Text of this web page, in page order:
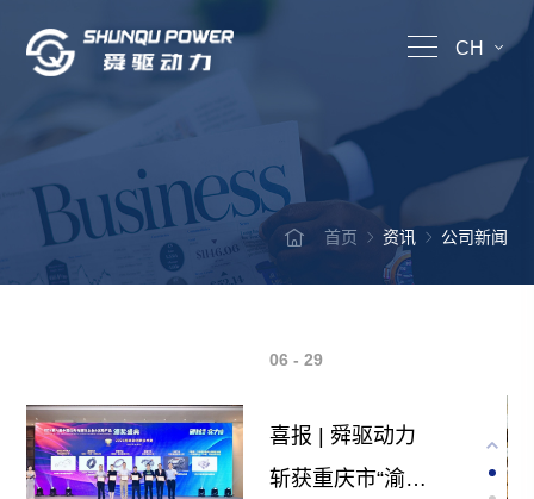
CH
首页 资讯 公司新闻
06 - 29
喜报 | 舜驱动力
斩获重庆市“渝创